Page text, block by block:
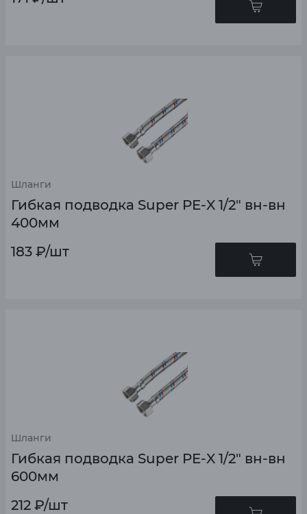
Шланги
Гибкая подводка Super PE-X 1/2" вн-вн
400мм
183 ₽/шт
Шланги
Гибкая подводка Super PE-X 1/2" вн-вн
600мм
212 ₽/шт